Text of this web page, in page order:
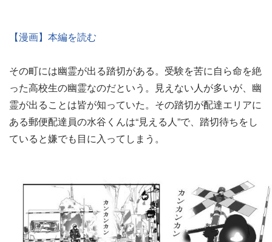
【漫画】本編を読む
その町には幽霊が出る踏切がある。受験を苦に自ら命を絶
った高校生の幽霊なのだという。見えない人が多いが、幽
霊が出ることは皆が知っていた。その踏切が配達エリアに
ある郵便配達員の水谷くんは“見える人”で、踏切待ちをし
ていると嫌でも目に入ってしまう。